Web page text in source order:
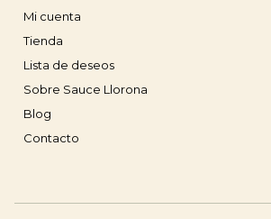
Mi cuenta
Tienda
Lista de deseos
Sobre Sauce Llorona
Blog
Contacto